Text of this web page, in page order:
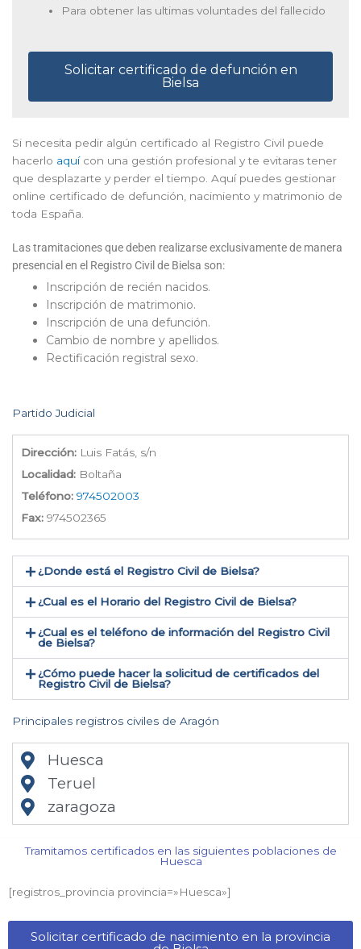
Para obtener las ultimas voluntades del fallecido
Solicitar certificado de defunción en
Bielsa
Si necesita pedir algún certificado al Registro Civil puede
hacerlo aquícon una gestión profesional y te evitaras tener
que desplazarte y perder el tiempo. Aquí puedes gestionar
online certificado de defunción, nacimiento y matrimonio de
toda España.
Las tramitaciones que deben realizarse exclusivamente de manera
presencial en el Registro Civil de Bielsa son:
Inscripción de recién nacidos.
Inscripción de matrimonio.
Inscripción de una defunción.
Cambio de nombre y apellidos.
Rectificación registral sexo.
Partido Judicial
Dirección: Luis Fatás, s/n
Localidad: Boltaña
Teléfono: 974502003
Fax: 974502365
¿Donde está el Registro Civil de Bielsa​?
¿Cual es el Horario del Registro Civil de Bielsa?
¿Cual es el teléfono de información del Registro Civil
de Bielsa​?
¿Cómo puede hacer la solicitud de certificados del
Registro Civil de Bielsa​?
Principales registros civiles de Aragón
Huesca
Teruel
zaragoza
Tramitamos certificados en las siguientes poblaciones de
Huesca​
[registros_provincia provincia=»Huesca​»]
Solicitar certificado de nacimiento en la provincia